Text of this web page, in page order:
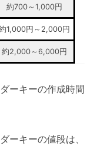
約700～1,000円
1,000円～2,000円
約2,000～6,000円
ーキーの作成時間
ーキーの値段は、